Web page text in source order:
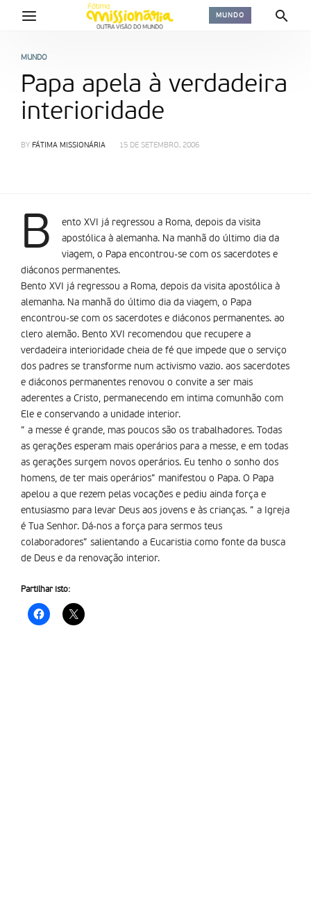
MUNDO
MUNDO
Papa apela à verdadeira
interioridade
BY FÁTIMA MISSIONÁRIA 15 DE SETEMBRO, 2006
B
ento XVI já regressou a Roma, depois da visita
apostólica à alemanha. Na manhã do último dia da
viagem, o Papa encontrou-se com os sacerdotes e
diáconos permanentes.
Bento XVI já regressou a Roma, depois da visita apostólica à
alemanha. Na manhã do último dia da viagem, o Papa
encontrou-se com os sacerdotes e diáconos permanentes. ao
clero alemão. Bento XVI recomendou que recupere a
verdadeira interioridade cheia de fé que impede que o serviço
dos padres se transforme num activismo vazio. aos sacerdotes
e diáconos permanentes renovou o convite a ser mais
aderentes a Cristo, permanecendo em intima comunhão com
Ele e conservando a unidade interior.
” a messe é grande, mas poucos são os trabalhadores. Todas
as gerações esperam mais operários para a messe, e em todas
as gerações surgem novos operários. Eu tenho o sonho dos
homens, de ter mais operários” manifestou o Papa. O Papa
apelou a que rezem pelas vocações e pediu ainda força e
entusiasmo para levar Deus aos jovens e às crianças. ” a Igreja
é Tua Senhor. Dá-nos a força para sermos teus
colaboradores” salientando a Eucaristia como fonte da busca
de Deus e da renovação interior.
Partilhar isto: